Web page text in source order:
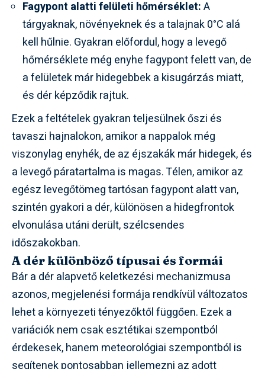
Fagypont alatti felületi hőmérséklet:A
tárgyaknak, növényeknek és a talajnak 0°C alá
kell hűlnie. Gyakran előfordul, hogy a levegő
hőmérséklete még enyhe fagypont felett van, de
a felületek már hidegebbek a kisugárzás miatt,
és dér képződik rajtuk.
Ezek a feltételek gyakran teljesülnek őszi és
tavaszi hajnalokon, amikor a nappalok még
viszonylag enyhék, de az éjszakák már hidegek, és
a levegő páratartalma is magas. Télen, amikor az
egész levegőtömeg tartósan fagypont alatt van,
szintén gyakori a dér, különösen a hidegfrontok
elvonulása utáni derült, szélcsendes
időszakokban.
A dér különböző típusai és formái
Bár a dér alapvető keletkezési mechanizmusa
azonos, megjelenési formája rendkívül változatos
lehet a környezeti tényezőktől függően. Ezek a
variációk nem csak esztétikai szempontból
érdekesek, hanem meteorológiai szempontból is
segítenek pontosabban jellemezni az adott